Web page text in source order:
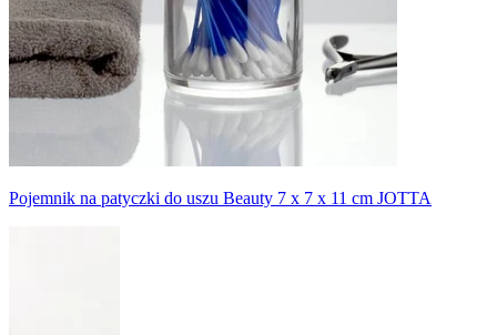
Pojemnik na patyczki do uszu Beauty 7 x 7 x 11 cm JOTTA